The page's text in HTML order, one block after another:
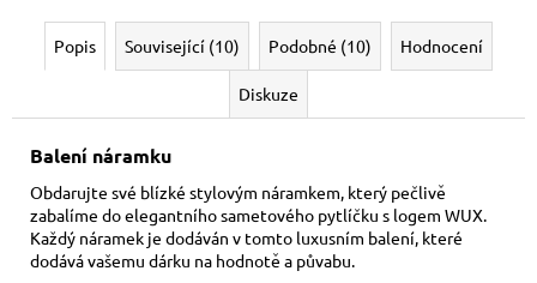
Popis Související (10) Podobné (10) Hodnocení
Diskuze
Balení náramku
Obdarujte své blízké stylovým náramkem, který pečlivě
zabalíme do elegantního sametového pytlíčku s logem WUX.
Každý náramek je dodáván v tomto luxusním balení, které
dodává vašemu dárku na hodnotě a půvabu.